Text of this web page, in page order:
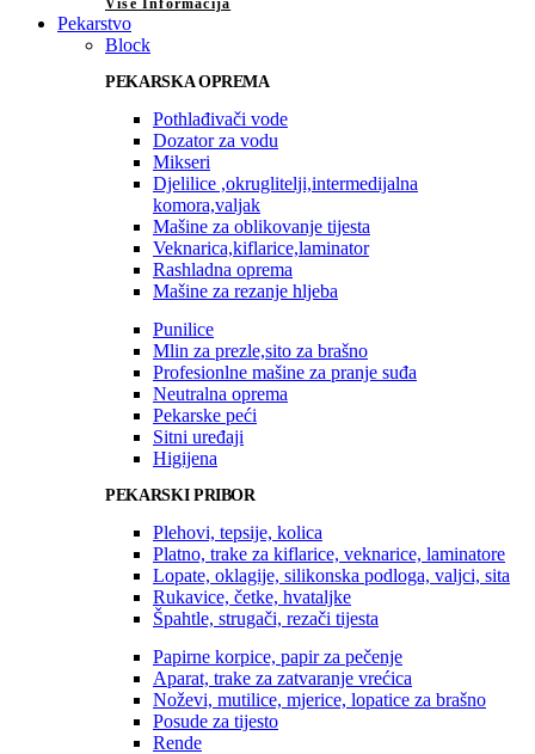
Pekarstvo
Block
PEKARSKA OPREMA
Pothlađivači vode
Dozator za vodu
Mikseri
Djelilice ,okruglitelji,intermedijalna
komora,valjak
Mašine za oblikovanje tijesta
Veknarica,kiflarice,laminator
Rashladna oprema
Mašine za rezanje hljeba
Punilice
Mlin za prezle,sito za brašno
Profesionlne mašine za pranje suđa
Neutralna oprema
Pekarske peći
Sitni uređaji
Higijena
PEKARSKI PRIBOR
Plehovi, tepsije, kolica
Platno, trake za kiflarice, veknarice, laminatore
Lopate, oklagije, silikonska podloga, valjci, sita
Rukavice, četke, hvataljke
Špahtle, strugači, rezači tijesta
Papirne korpice, papir za pečenje
Aparat, trake za zatvaranje vrećica
Noževi, mutilice, mjerice, lopatice za brašno
Posude za tijesto
Rende